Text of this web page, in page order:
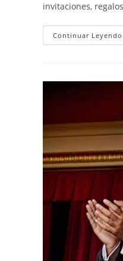
invitaciones,
Continuar Leyendo